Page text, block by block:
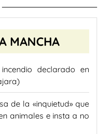
MANCHA
declarado en
de la «inquietud» que
animales e insta a no